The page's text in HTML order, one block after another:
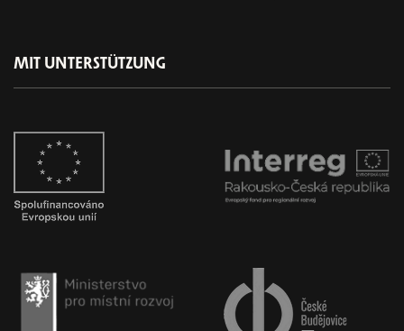
MIT UNTERSTÜTZUNG